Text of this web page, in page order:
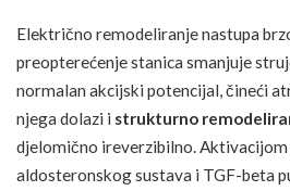
Električno remodeliranje nastupa
preopterećenje stanica smanjuje
normalan akcijski potencijal, čineći
njega dolazi i strukturno
djelomično ireverzibilno.
aldosteronskog sustava i TGF-beta